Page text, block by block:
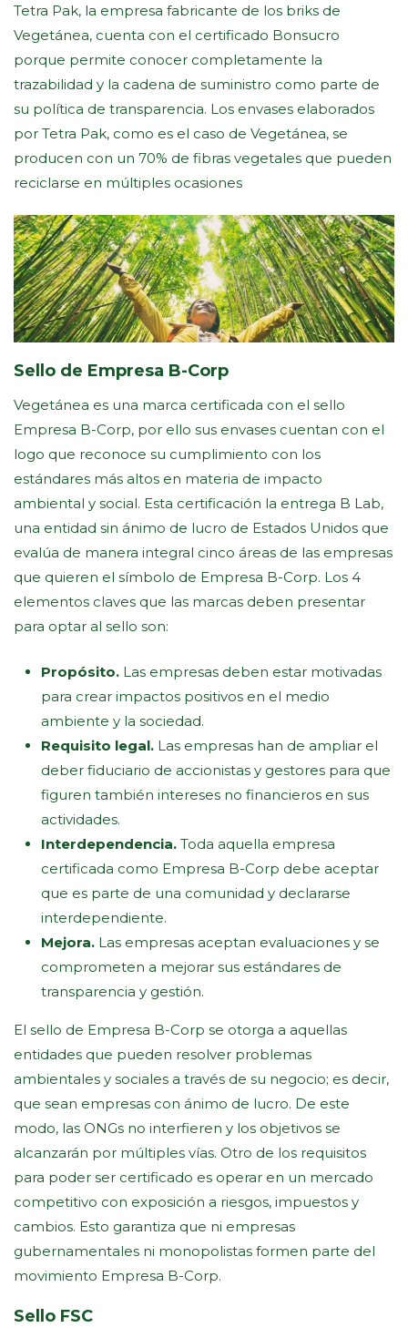
Tetra Pak, la empresa fabricante de los briks de
Vegetánea, cuenta con el certificado Bonsucro
porque permite conocer completamente la
trazabilidad y la cadena de suministro como parte de
su política de transparencia. Los envases elaborados
por Tetra Pak, como es el caso de Vegetánea, se
producen con un 70% de fibras vegetales que pueden
reciclarse en múltiples ocasiones
Sello de Empresa B-Corp
Vegetánea es una marca certificada con el sello
Empresa B-Corp, por ello sus envases cuentan con el
logo que reconoce su cumplimiento con los
estándares más altos en materia de impacto
ambiental y social. Esta certificación la entrega B Lab,
una entidad sin ánimo de lucro de Estados Unidos que
evalúa de manera integral cinco áreas de las empresas
que quieren el símbolo de Empresa B-Corp. Los 4
elementos claves que las marcas deben presentar
para optar al sello son:
Propósito. Las empresas deben estar motivadas
para crear impactos positivos en el medio
ambiente y la sociedad.
Requisito legal. Las empresas han de ampliar el
deber fiduciario de accionistas y gestores para que
figuren también intereses no financieros en sus
actividades.
Interdependencia. Toda aquella empresa
certificada como Empresa B-Corp debe aceptar
que es parte de una comunidad y declararse
interdependiente.
Mejora. Las empresas aceptan evaluaciones y se
comprometen a mejorar sus estándares de
transparencia y gestión.
El sello de Empresa B-Corp se otorga a aquellas
entidades que pueden resolver problemas
ambientales y sociales a través de su negocio; es decir,
que sean empresas con ánimo de lucro. De este
modo, las ONGs no interfieren y los objetivos se
alcanzarán por múltiples vías. Otro de los requisitos
para poder ser certificado es operar en un mercado
competitivo con exposición a riesgos, impuestos y
cambios. Esto garantiza que ni empresas
gubernamentales ni monopolistas formen parte del
movimiento Empresa B-Corp.
Sello FSC